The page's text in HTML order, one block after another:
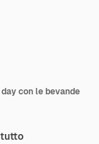
con le bevande